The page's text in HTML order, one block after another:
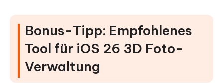
Bonus-Tipp: Empfohlenes
Tool für iOS 26 3D Foto-
Verwaltung